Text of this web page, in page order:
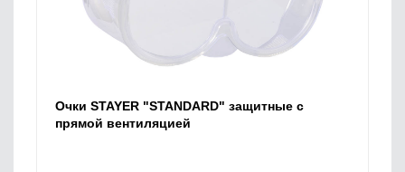
Очки STAYER "STANDARD" защитные с
прямой вентиляцией